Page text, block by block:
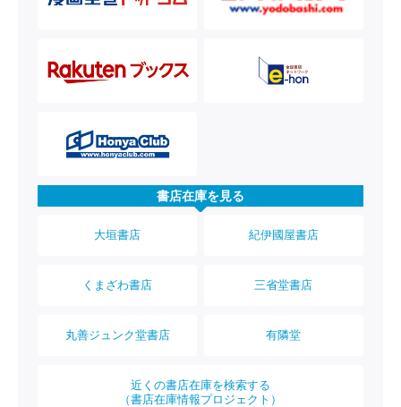
書店在庫を見る
大垣書店 紀伊國屋書店
くまざわ書店 三省堂書店
丸善ジュンク堂書店 有隣堂
近くの書店在庫を検索する
（書店在庫情報プロジェクト）